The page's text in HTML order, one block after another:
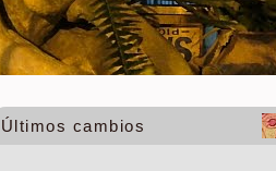
Últimos cambios